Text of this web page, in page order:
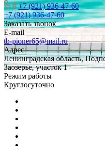
+7 (921) 936-47-60
+7 (921) 936-47-60
Заказать звонок
E-mail
tb-pioner65@mail.ru
Адрес
Ленинградская область,
Заозерье, участок 1
Режим работы
Круглосуточно